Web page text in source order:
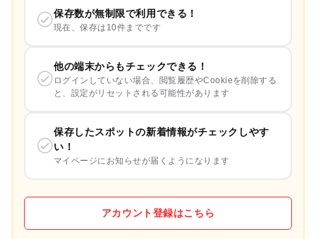
保存数が無制限で利用できる！
現在、保存は10件までです
他の端末からもチェックできる！
ログインしていない場合、閲覧履歴やCookieを削除する
と、設定がリセットされる可能性があります
保存したスポットの新着情報がチェックしやす
い！
マイページにお知らせが届くようになります
アカウント登録はこちら